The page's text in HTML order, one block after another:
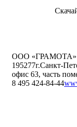
ООО «ГРАМОТА»
195277г.Санкт-
офис 63, часть
8 495 424-84-44